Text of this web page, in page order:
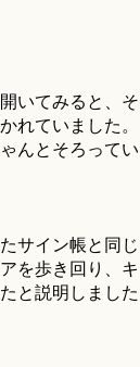
いてみると、
れていました
んとそろってい
サイン帳と同
を歩き回り、
と説明しました